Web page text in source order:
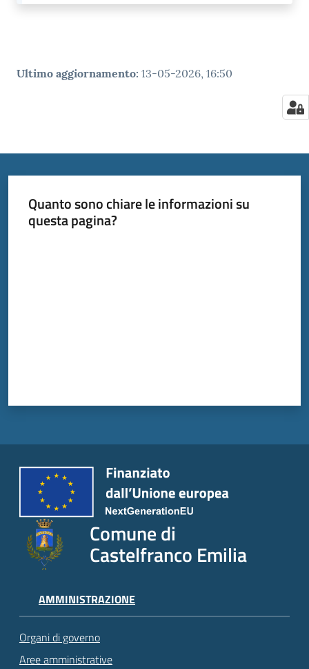
Ultimo aggiornamento: 13-05-2026, 16:50
Quanto sono chiare le informazioni su
questa pagina?
Comune di
Castelfranco Emilia
AMMINISTRAZIONE
Organi di governo
Aree amministrative